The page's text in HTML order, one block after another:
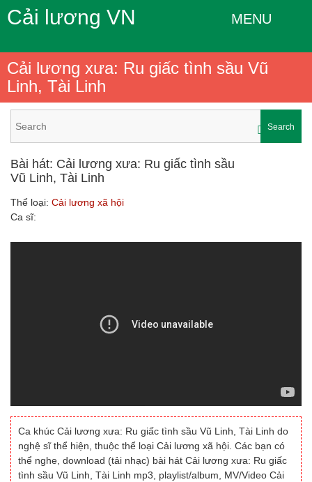
Cải lương VN MENU
Cải lương xưa: Ru giấc tình sầu Vũ
Linh, Tài Linh
Search
Bài hát: Cải lương xưa: Ru giấc tình sầu
Vũ Linh, Tài Linh
Thể loại: Cải lương xã hội
Ca sĩ:
Ca khúc Cải lương xưa: Ru giấc tình sầu Vũ Linh, Tài Linh do
nghệ sĩ thể hiện, thuộc thể loại Cải lương xã hội. Các bạn có
thể nghe, download (tải nhạc) bài hát Cải lương xưa: Ru giấc
tình sầu Vũ Linh, Tài Linh mp3, playlist/album, MV/Video Cải